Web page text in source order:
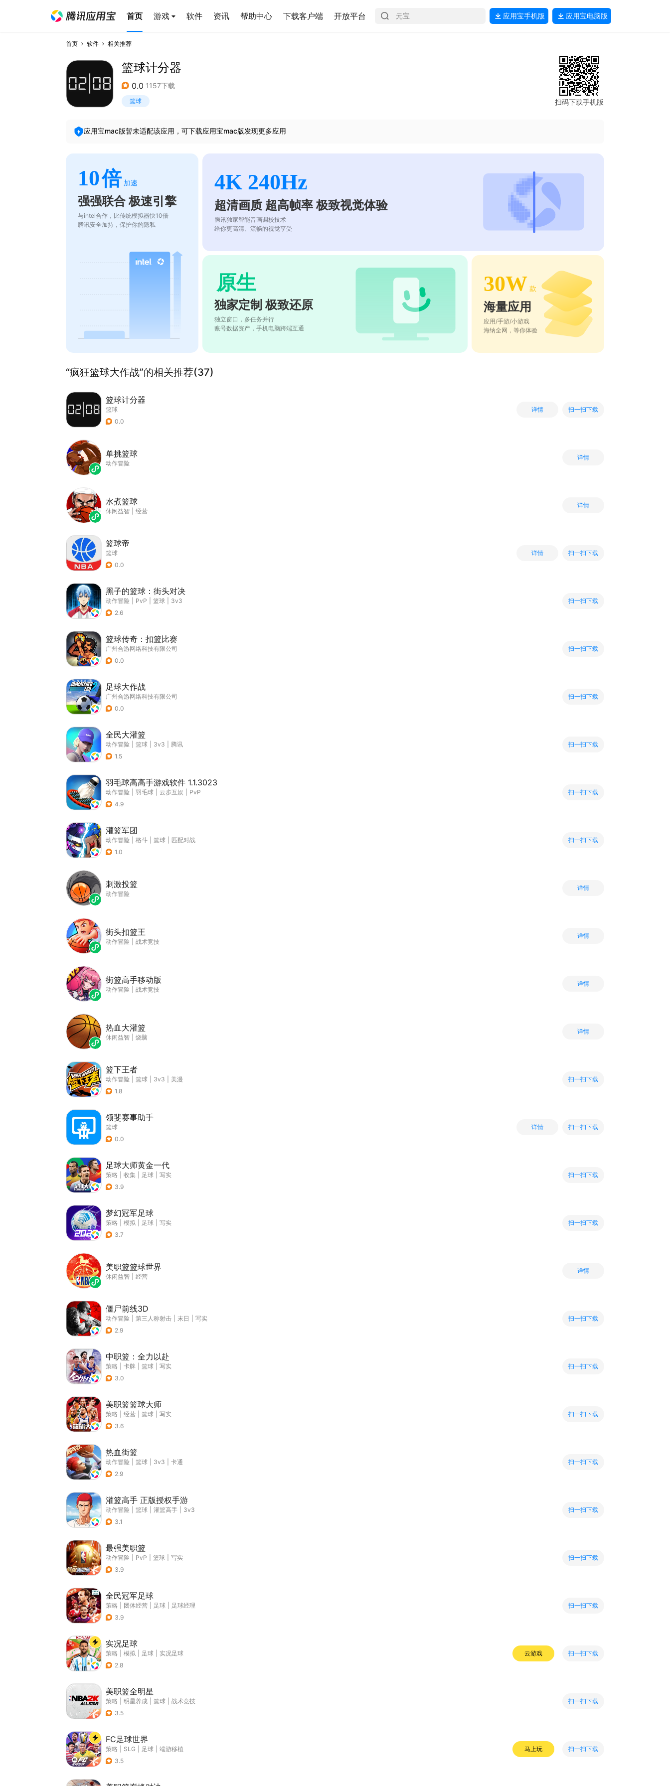
首页 游戏 软件 资讯 帮助中心 下载客户端 开放平台 应用宝手机版 应用宝电脑版
首页 软件 相关推荐
篮球计分器
0.0 1157下载
篮球 扫码下载手机版
应用宝mac版暂未适配该应用，可下载应用宝mac版发现更多应用
10倍 加速
强强联合 极速引擎
与intel合作，比传统模拟器快10倍
腾讯安全加持，保护你的隐私
4K 240Hz
超清画质 超高帧率 极致视觉体验
腾讯独家智能音画调校技术
给你更高清、流畅的视觉享受
原生
独家定制 极致还原
独立窗口，多任务并行
账号数据资产，手机电脑跨端互通
30W 款
海量应用
应用/手游/小游戏
海纳全网，等你体验
“疯狂篮球大作战”的相关推荐(37)
篮球计分器
篮球
0.0
详情 扫一扫下载
单挑篮球
动作冒险
详情
水煮篮球
休闲益智 经营
详情
篮球帝
篮球
0.0
详情 扫一扫下载
黑子的篮球：街头对决
动作冒险 PvP 篮球
3v3
2.6
扫一扫下载
篮球传奇：扣篮比赛
广州合游网络科技有限公司
0.0
扫一扫下载
足球大作战
广州合游网络科技有限公司
0.0
扫一扫下载
全民大灌篮
动作冒险 篮球 3v3
腾讯
1.5
扫一扫下载
羽毛球高高手游戏软件 1.1.3023
动作冒险 羽毛球 云步互娱
PvP
4.9
扫一扫下载
灌篮军团
动作冒险 格斗 篮球
匹配对战
1.0
扫一扫下载
刺激投篮
动作冒险
详情
街头扣篮王
动作冒险 战术竞技
详情
街篮高手移动版
动作冒险 战术竞技
详情
热血大灌篮
休闲益智 烧脑
详情
篮下王者
动作冒险 篮球 3v3
美漫
1.8
扫一扫下载
领斐赛事助手
篮球
0.0
详情 扫一扫下载
足球大师黄金一代
策略 收集 足球
写实
3.9
扫一扫下载
梦幻冠军足球
策略 模拟 足球
写实
3.7
扫一扫下载
美职篮篮球世界
休闲益智 经营
详情
僵尸前线3D
动作冒险 第三人称射击 末日
写实
2.9
扫一扫下载
中职篮：全力以赴
策略 卡牌 篮球
写实
3.0
扫一扫下载
美职篮篮球大师
策略 经营 篮球
写实
3.6
扫一扫下载
热血街篮
动作冒险 篮球 3v3
卡通
2.9
扫一扫下载
灌篮高手 正版授权手游
动作冒险 篮球 灌篮高手
3v3
3.1
扫一扫下载
最强美职篮
动作冒险 PvP 篮球
写实
3.9
扫一扫下载
全民冠军足球
策略 团体经营 足球
足球经理
3.9
扫一扫下载
实况足球
策略 模拟 足球
实况足球
2.8
云游戏 扫一扫下载
美职篮全明星
策略 明星养成 篮球
战术竞技
3.5
扫一扫下载
FC足球世界
策略 SLG 足球
端游移植
3.5
马上玩 扫一扫下载